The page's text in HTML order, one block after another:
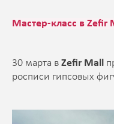
Мастер-класс в Zefir
30 марта в Zefir Mall
росписи гипсовых